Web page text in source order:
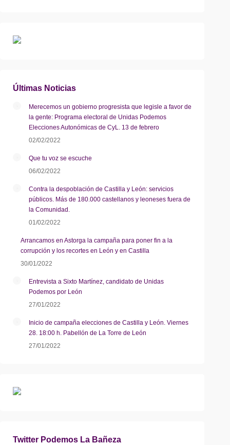
Últimas Noticias
Merecemos un gobierno progresista que legisle a favor de
la gente: Programa electoral de Unidas Podemos
Elecciones Autonómicas de CyL. 13 de febrero
02/02/2022
Que tu voz se escuche
06/02/2022
Contra la despoblación de Castilla y León: servicios
públicos. Más de 180.000 castellanos y leoneses fuera de
la Comunidad.
01/02/2022
Arrancamos en Astorga la campaña para poner fin a la
corrupción y los recortes en León y en Castilla
30/01/2022
Entrevista a Sixto Martínez, candidato de Unidas
Podemos por León
27/01/2022
Inicio de campaña elecciones de Castilla y León. Viernes
28. 18:00 h. Pabellón de La Torre de León
27/01/2022
Twitter Podemos La Bañeza